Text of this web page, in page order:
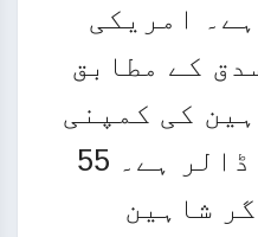
امریکی
کے مطابق
کی کمپنی
کی مالیت 21 ارب ڈالر ہے۔ 55
شاہین